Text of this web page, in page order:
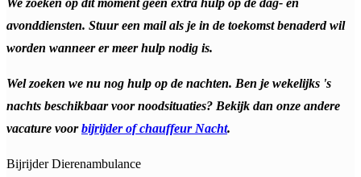
We zoeken op dit moment geen extra hulp op de dag- en
avonddiensten. Stuur een mail als je in de toekomst benaderd wil
worden wanneer er meer hulp nodig is.
Wel zoeken we nu nog hulp op de nachten. Ben je wekelijks 's
nachts beschikbaar voor noodsituaties? Bekijk dan onze andere
vacature voor bijrijder of chauffeur Nacht.
Bijrijder Dierenambulance